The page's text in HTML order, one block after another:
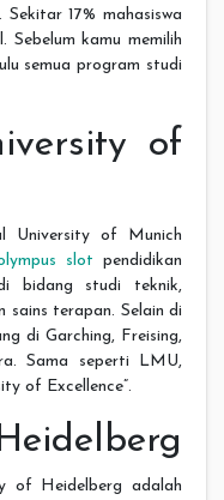
17% mahasiswa
kamu memilih
semua program studi
of
University of Munich
slot pendidikan
bidang studi teknik,
sains terapan. Selain di
di Garching, Freising,
Sama seperti LMU,
of Excellence”.
of Heidelberg adalah